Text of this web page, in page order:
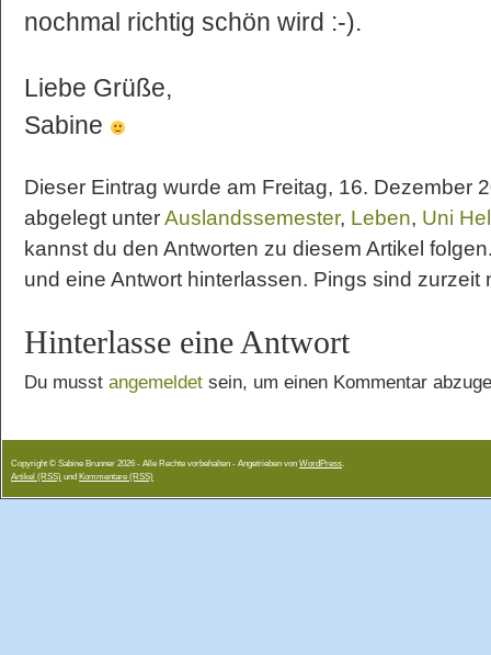
nochmal richtig schön wird :-).
Liebe Grüße,
Sabine
Dieser Eintrag wurde am Freitag, 16. Dezember
abgelegt unterAuslandssemester, Leben, Uni
kannst du den Antworten zu diesem Artikel
und eine Antwort hinterlassen. Pings sind zurzeit
Hinterlasse eine Antwort
Du musst angemeldet sein, um einen Kommentar
Copyright © Sabine Brunner 2026 - Alle Rechte vorbehalten - Angetrieben von WordPress.
Artikel (RSS) und Kommentare (RSS)